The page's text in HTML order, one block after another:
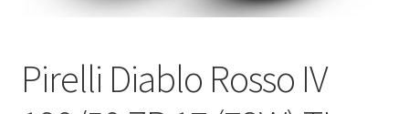
Pirelli Diablo Rosso IV